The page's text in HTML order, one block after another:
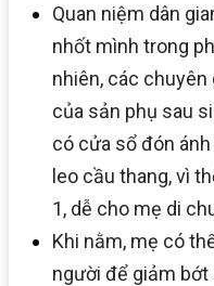
Quan niệm dân
nhốt mình trong
nhiên, các chuyên
của sản phụ sau
có cửa sổ đón
leo cầu thang, vì
1, dễ cho mẹ di
Khi nằm, mẹ có
người để giảm